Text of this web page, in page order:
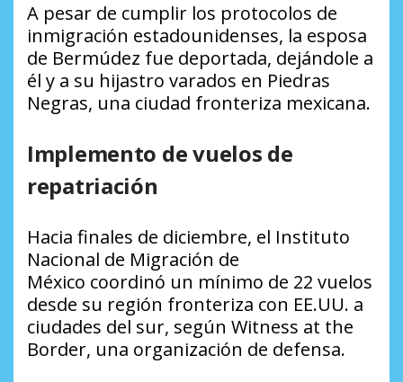
A pesar de cumplir los protocolos de
inmigración estadounidenses, la esposa
de Bermúdez fue deportada, dejándole a
él y a su hijastro varados en Piedras
Negras, una ciudad fronteriza mexicana.
Implemento de vuelos de
repatriación
Hacia finales de diciembre, el Instituto
Nacional de Migración de
México coordinó un mínimo de 22 vuelos
desde su región fronteriza con EE.UU. a
ciudades del sur, según Witness at the
Border, una organización de defensa.